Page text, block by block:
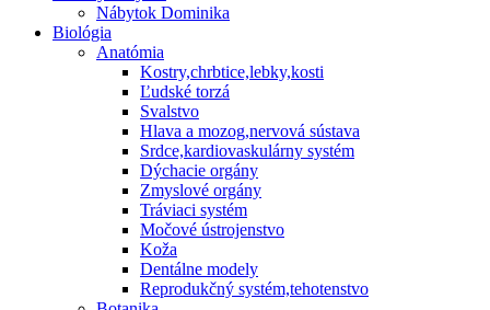
Nábytok Dominika
Biológia
Anatómia
Kostry,chrbtice,lebky,kosti
Ľudské torzá
Svalstvo
Hlava a mozog,nervová sústava
Srdce,kardiovaskulárny systém
Dýchacie orgány
Zmyslové orgány
Tráviaci systém
Močové ústrojenstvo
Koža
Dentálne modely
Reprodukčný systém,tehotenstvo